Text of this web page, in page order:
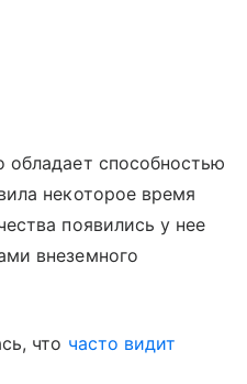
обладает способностью
некоторое время
появились у нее
внеземного
что часто видит